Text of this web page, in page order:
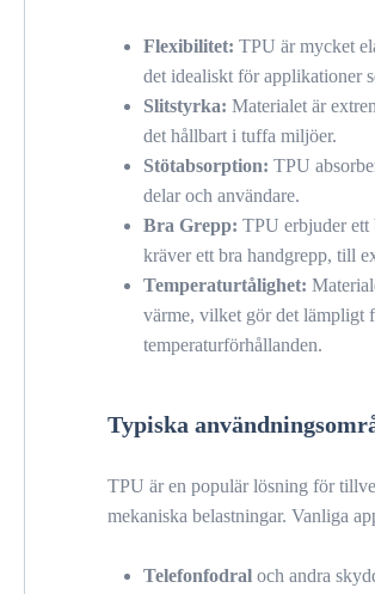
Flexibilitet: TPU är mycket
det idealiskt för applikationer
Slitstyrka: Materialet är
det hållbart i tuffa miljöer.
Stötabsorption: TPU
delar och användare.
Bra Grepp: TPU erbjuder ett
kräver ett bra handgrepp, till
Temperaturtålighet:
värme, vilket gör det lämpligt
temperaturförhållanden.
Typiska
TPU är en populär lösning för
mekaniska belastningar. Vanliga
Telefonfodral och andra